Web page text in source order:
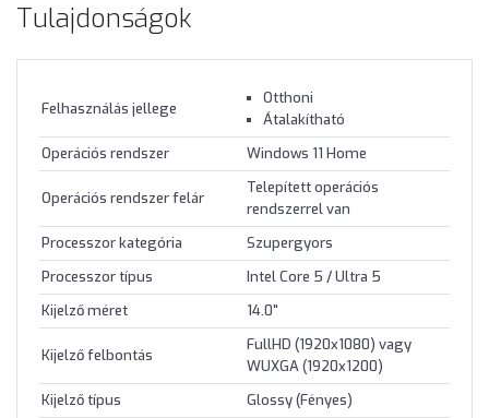
Tulajdonságok
Felhasználás jellege
Otthoni
Átalakítható
Operációs rendszer
Windows 11 Home
Operációs rendszer felár
Telepített operációs
rendszerrel van
Processzor kategória
Szupergyors
Processzor típus
Intel Core 5 / Ultra 5
Kijelző méret
14.0"
Kijelző felbontás
FullHD (1920x1080) vagy
WUXGA (1920x1200)
Kijelző típus
Glossy (Fényes)